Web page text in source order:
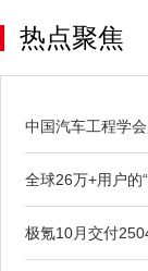
热点聚焦
中国汽车工程学
全球26万+用户的
极氪10月交付